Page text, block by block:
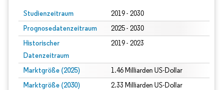
Studienzeitraum 2019 - 2030
Prognosedatenzeitraum 2025 - 2030
Historischer
Datenzeitraum
2019 - 2023
Marktgröße (2025) 1.46 Milliarden US-Dollar
Marktgröße (2030) 2.33 Milliarden US-Dollar